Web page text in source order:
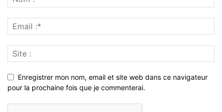
Enregistrer mon nom, email et site web dans ce navigateur
pour la prochaine fois que je commenterai.